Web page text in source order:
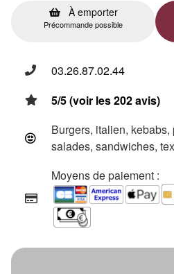
À emporter
Précommande possible
03.26.87.02.44
5/5 (voir les 202 avis)
Burgers, italien,
salades, sandwiches,
Moyens de paiement :